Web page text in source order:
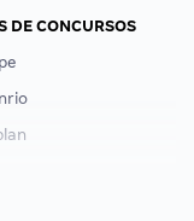
DE CONCURSOS